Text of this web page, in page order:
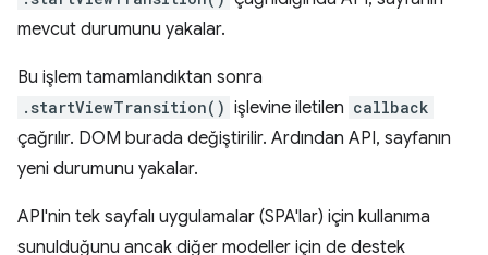
mevcut durumunu yakalar.
Bu işlem tamamlandıktan sonra
.startViewTransition() işlevine iletilen callback
çağrılır. DOM burada değiştirilir. Ardından API, sayfanın
yeni durumunu yakalar.
API'nin tek sayfalı uygulamalar (SPA'lar) için kullanıma
sunulduğunu ancak diğer modeller için de destek